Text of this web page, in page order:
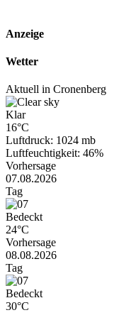
Anzeige
Wetter
Aktuell in Cronenberg
Klar
16°C
Luftdruck: 1024 mb
Luftfeuchtigkeit: 46%
Vorhersage
07.08.2026
Tag
Bedeckt
24°C
Vorhersage
08.08.2026
Tag
Bedeckt
30°C